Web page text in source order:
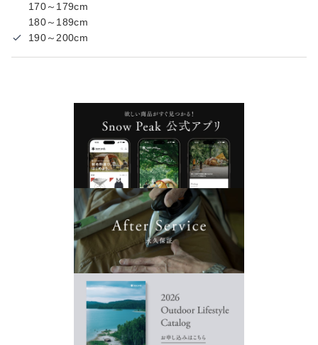
170～179cm
180～189cm
190～200cm